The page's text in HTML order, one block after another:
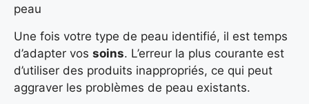
peau
Une fois votre type de peau identifié, il est temps
d’adapter vos soins. L’erreur la plus courante est
d’utiliser des produits inappropriés, ce qui peut
aggraver les problèmes de peau existants.